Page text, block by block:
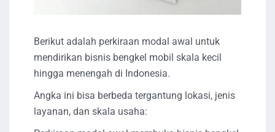
Berikut adalah perkiraan modal awal untuk
mendirikan bisnis bengkel mobil skala kecil
hingga menengah di Indonesia.
Angka ini bisa berbeda tergantung lokasi, jenis
layanan, dan skala usaha: